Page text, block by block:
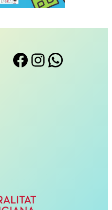
Facebook Instagram WhatsApp